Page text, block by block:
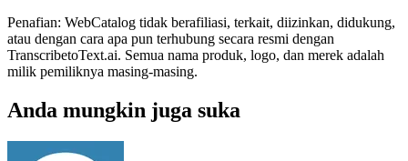
Penafian: WebCatalog tidak berafiliasi, terkait, diizinkan, didukung,
atau dengan cara apa pun terhubung secara resmi dengan
TranscribetoText.ai. Semua nama produk, logo, dan merek adalah
milik pemiliknya masing-masing.
Anda mungkin juga suka